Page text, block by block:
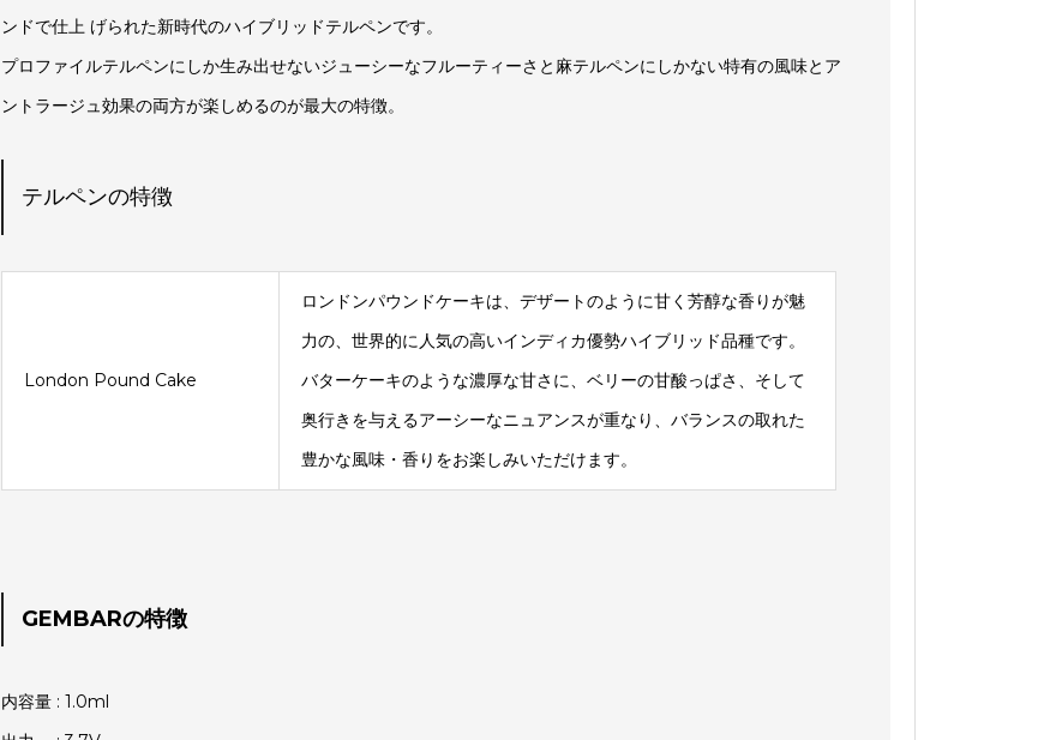
ンドで仕上 げられた新時代のハイブリッドテルペンです。
プロファイルテルペンにしか生み出せないジューシーなフルーティーさと麻テルペンにしかない特有の風味とア
ントラージュ効果の両方が楽しめるのが最大の特徴。
テルペンの特徴
London Pound Cake
ロンドンパウンドケーキは、デザートのように甘く芳醇な香りが魅
力の、世界的に人気の高いインディカ優勢ハイブリッド品種です。
バターケーキのような濃厚な甘さに、ベリーの甘酸っぱさ、そして
奥行きを与えるアーシーなニュアンスが重なり、バランスの取れた
豊かな風味・香りをお楽しみいただけます。
GEMBARの特徴
内容量 : 1.0ml